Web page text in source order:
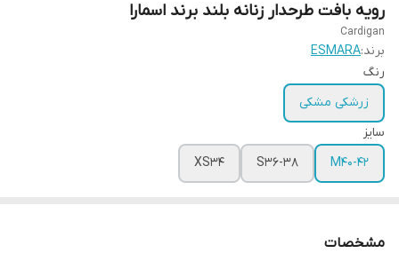
رویه بافت طرحدار زنانه بلند برند اسمارا
Cardigan
برند:ESMARA
رنگ
زرشکی مشکی
سایز
M40-42
S36-38
XS34
مشخصات